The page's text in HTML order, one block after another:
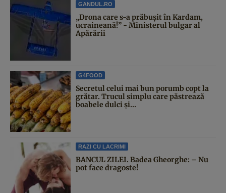
GANDUL.RO
„Drona care s-a prăbușit în Kardam,
ucraineană!” - Ministerul bulgar al
Apărării
G4FOOD
Secretul celui mai bun porumb copt la
grătar. Trucul simplu care păstrează
boabele dulci și...
RAZI CU LACRIMI
BANCUL ZILEI. Badea Gheorghe: – Nu
pot face dragoste!